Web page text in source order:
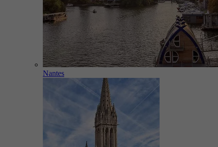
Nantes